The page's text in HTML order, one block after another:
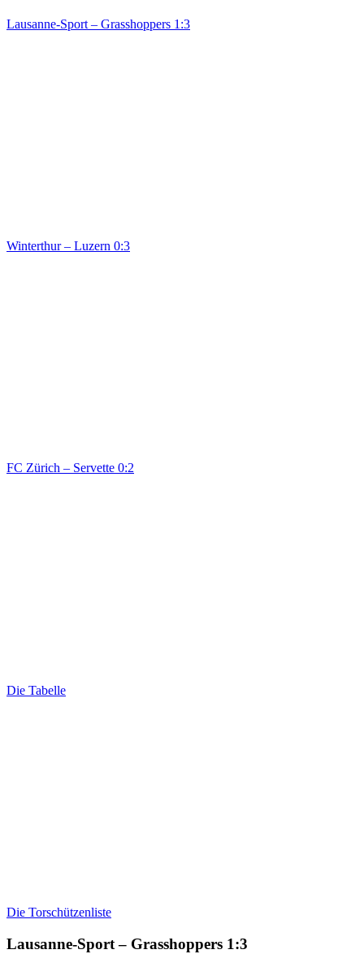
Lausanne-Sport – Grasshoppers 1:3
Winterthur – Luzern 0:3
FC Zürich – Servette 0:2
Die Tabelle
Die Torschützenliste
Lausanne-Sport – Grasshoppers 1:3